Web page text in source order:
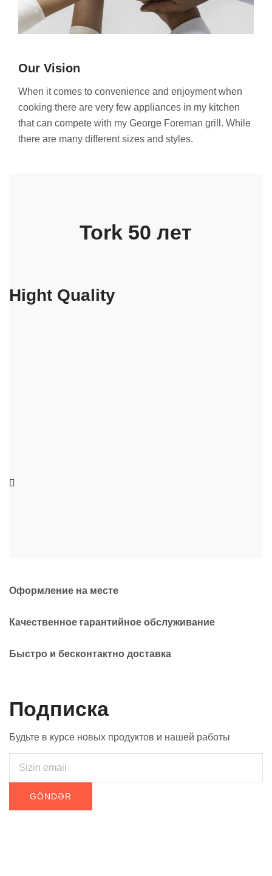
Our Vision
When it comes to convenience and enjoyment when
cooking there are very few appliances in my kitchen
that can compete with my George Foreman grill. While
there are many different sizes and styles.
Tork 50 лет
Hight Quality
Оформление на месте
Качественное гарантийное обслуживание
Быстро и бесконтактно доставка
Подписка
Будьте в курсе новых продуктов и нашей работы